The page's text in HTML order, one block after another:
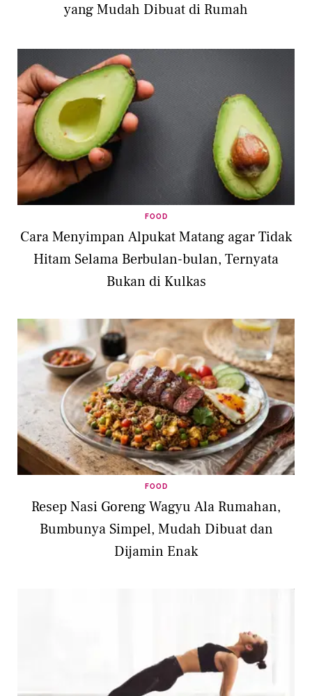
yang Mudah Dibuat di Rumah
FOOD
Cara Menyimpan Alpukat Matang agar Tidak
Hitam Selama Berbulan-bulan, Ternyata
Bukan di Kulkas
FOOD
Resep Nasi Goreng Wagyu Ala Rumahan,
Bumbunya Simpel, Mudah Dibuat dan
Dijamin Enak